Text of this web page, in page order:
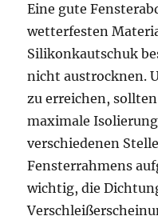
Eine gute
wetterfesten
Silikonkautschuk
nicht austrocknen.
zu erreichen,
maximale
verschiedenen
Fensterrahmens
wichtig, die